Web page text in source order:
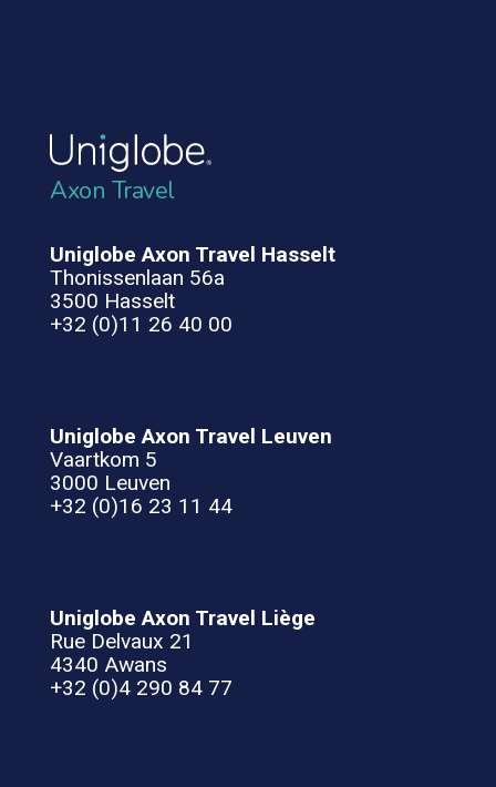
Axon Travel
Uniglobe Axon Travel Hasselt
Thonissenlaan 56a
3500 Hasselt
+32 (0)11 26 40 00
Uniglobe Axon Travel Leuven
Vaartkom 5
3000 Leuven
+32 (0)16 23 11 44
Uniglobe Axon Travel Liège
Rue Delvaux 21
4340 Awans
+32 (0)4 290 84 77